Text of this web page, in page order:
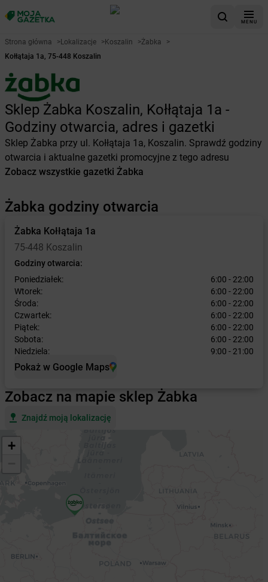
MENU
Strona główna >Lokalizacje >Koszalin >Żabka
>
Kołłątaja 1a, 75-448 Koszalin
Sklep Żabka Koszalin, Kołłątaja 1a -
Godziny otwarcia, adres i gazetki
Sklep Żabka przy ul. Kołłątaja 1a, Koszalin. Sprawdź godziny
otwarcia i aktualne gazetki promocyjne z tego adresu
Zobacz wszystkie gazetki Żabka
Żabka godziny otwarcia
Żabka Kołłątaja 1a
75-448 Koszalin
Godziny otwarcia:
Poniedziałek:
6:00 - 22:00
Wtorek:
6:00 - 22:00
Środa:
6:00 - 22:00
Czwartek:
6:00 - 22:00
Piątek:
6:00 - 22:00
Sobota:
6:00 - 22:00
Niedziela:
9:00 - 21:00
Pokaż w Google Maps
Zobacz na mapie sklep Żabka
Znajdź moją lokalizację
+